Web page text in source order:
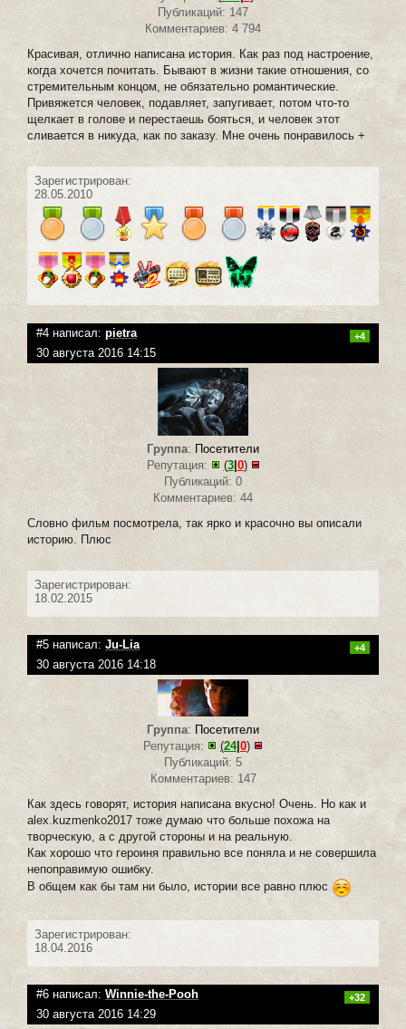
Публикаций: 147
Комментариев: 4 794
Красивая, отлично написана история. Как раз под настроение,
когда хочется почитать. Бывают в жизни такие отношения, со
стремительным концом, не обязательно романтические.
Привяжется человек, подавляет, запугивает, потом что-то
щелкает в голове и перестаешь бояться, и человек этот
сливается в никуда, как по заказу. Мне очень понравилось +
Зарегистрирован:
28.05.2010
#4 написал: pietra +4
30 августа 2016 14:15
Группа: Посетители
Репутация:
(3|0)
Публикаций: 0
Комментариев: 44
Словно фильм посмотрела, так ярко и красочно вы описали
историю. Плюс
Зарегистрирован:
18.02.2015
#5 написал: Ju-Lia +4
30 августа 2016 14:18
Группа: Посетители
Репутация:
(24|0)
Публикаций: 5
Комментариев: 147
Как здесь говорят, история написана вкусно! Очень. Но как и
alex.kuzmenko2017 тоже думаю что больше похожа на
творческую, а с другой стороны и на реальную.
Как хорошо что героиня правильно все поняла и не совершила
непоправимую ошибку.
В общем как бы там ни было, истории все равно плюс
Зарегистрирован:
18.04.2016
#6 написал: Winnie-the-Pooh +32
30 августа 2016 14:29